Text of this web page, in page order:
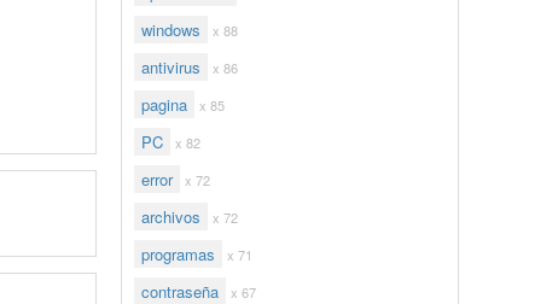
windows x 88
antivirus x 86
pagina x 85
PC x 82
error x 72
archivos x 72
programas x 71
contraseña x 67